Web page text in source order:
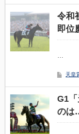
令和
即位
…
天皇
G1
のは